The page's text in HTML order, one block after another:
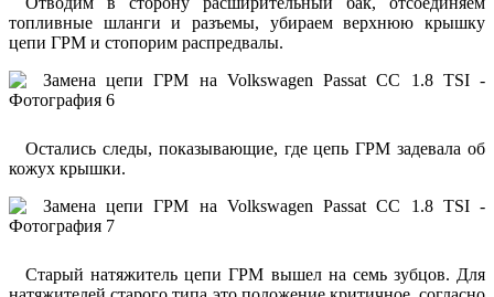
топливные шланги и разъемы, убираем верхнюю крышку
цепи ГРМ и стопорим распредвалы.
Остались следы, показывающие, где цепь ГРМ задевала об
кожух крышки.
Старый натяжитель цепи ГРМ вышел на семь зубцов. Для